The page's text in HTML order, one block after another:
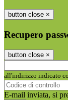
button close ×
Recupero
button close ×
all'indirizzo indicato
E-mail inviata, si